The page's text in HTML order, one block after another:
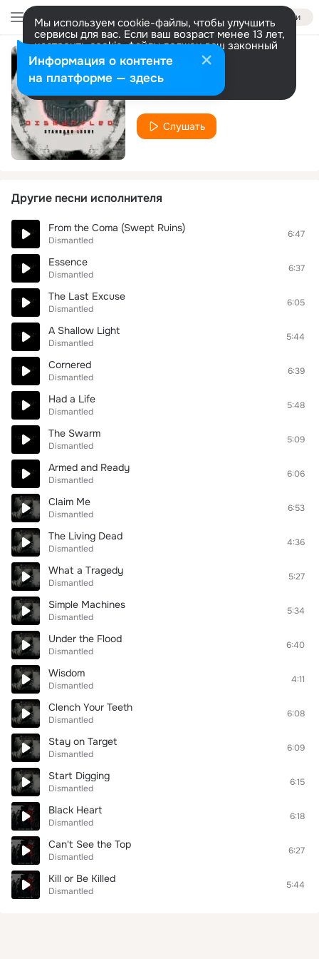
Войти
Мы используем cookie-файлы, чтобы улучшить
сервисы для вас. Если ваш возраст менее 13 лет,
настроить cookie-файлы должен ваш законный
представитель. Больше информации
Разрешить все Настроить
Standard Issue
Dismantled
Слушать
Другие песни исполнителя
From the Coma (Swept Ruins)
Dismantled
6:47
Essence
Dismantled
6:37
The Last Excuse
Dismantled
6:05
A Shallow Light
Dismantled
5:44
Cornered
Dismantled
6:39
Had a Life
Dismantled
5:48
The Swarm
Dismantled
5:09
Armed and Ready
Dismantled
6:06
Claim Me
Dismantled
6:53
The Living Dead
Dismantled
4:36
What a Tragedy
Dismantled
5:27
Simple Machines
Dismantled
5:34
Under the Flood
Dismantled
6:40
Wisdom
Dismantled
4:11
Clench Your Teeth
Dismantled
6:08
Stay on Target
Dismantled
6:09
Start Digging
Dismantled
6:15
Black Heart
Dismantled
6:18
Can't See the Top
Dismantled
6:27
Kill or Be Killed
Dismantled
5:44
Информация о контенте
на платформе — здесь